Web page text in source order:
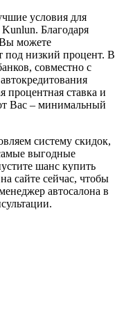
условия для
Благодаря
Вы можете
под низкий процент. В
совместно с
процентная ставка и
Вас – минимальный
систему скидок,
выгодные
шанс купить
сайте сейчас, чтобы
автосалона в